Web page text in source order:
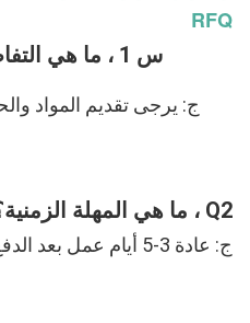
RFQ
س 1 ، ما هي التفاصيل المطلوبة للاقتباس؟
Q2 ، ما هي المهلة الزمنية؟
ج: عادة 3-5 أيام عمل بعد الدفع.